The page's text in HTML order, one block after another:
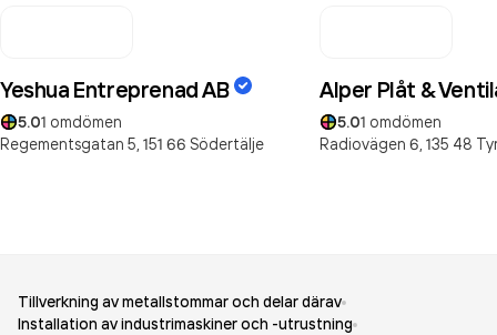
Yeshua Entreprenad AB
5.01 omdömen
Regementsgatan 5, 151 66 Södertälje
Alper Plåt &
5.01 omdömen
Radiovägen 6, 135 48
Tillverkning av metallstommar och delar därav
Installation av industrimaskiner och -utrustning